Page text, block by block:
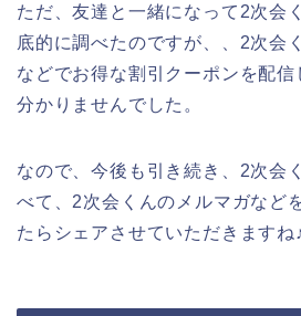
ただ、友達と一緒になって2次会
底的に調べたのですが、、2次会
などでお得な割引クーポンを配
分かりませんでした。
なので、今後も引き続き、2次会
べて、2次会くんのメルマガなど
たらシェアさせていただきますね